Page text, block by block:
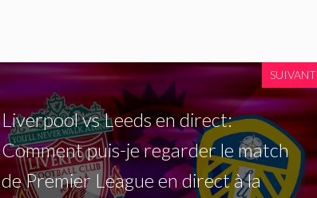
SUIVANT
Liverpool vs Leeds en direct:
Comment puis-je regarder le match
de Premier League en direct à la